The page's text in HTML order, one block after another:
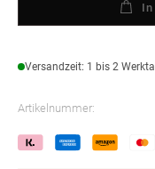
Versandzeit: 1 bis 2
Artikelnummer: